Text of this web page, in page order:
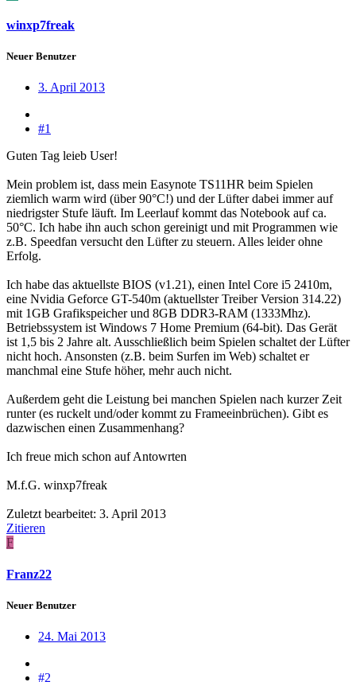
winxp7freak
Neuer Benutzer
3. April 2013
#1
Guten Tag leieb User!
Mein problem ist, dass mein Easynote TS11HR beim Spielen
ziemlich warm wird (über 90°C!) und der Lüfter dabei immer auf
niedrigster Stufe läuft. Im Leerlauf kommt das Notebook auf ca.
50°C. Ich habe ihn auch schon gereinigt und mit Programmen wie
z.B. Speedfan versucht den Lüfter zu steuern. Alles leider ohne
Erfolg.
Ich habe das aktuellste BIOS (v1.21), einen Intel Core i5 2410m,
eine Nvidia Geforce GT-540m (aktuellster Treiber Version 314.22)
mit 1GB Grafikspeicher und 8GB DDR3-RAM (1333Mhz).
Betriebssystem ist Windows 7 Home Premium (64-bit). Das Gerät
ist 1,5 bis 2 Jahre alt. Ausschließlich beim Spielen schaltet der Lüfter
nicht hoch. Ansonsten (z.B. beim Surfen im Web) schaltet er
manchmal eine Stufe höher, mehr auch nicht.
Außerdem geht die Leistung bei manchen Spielen nach kurzer Zeit
runter (es ruckelt und/oder kommt zu Frameeinbrüchen). Gibt es
dazwischen einen Zusammenhang?
Ich freue mich schon auf Antowrten
M.f.G. winxp7freak
Zuletzt bearbeitet: 3. April 2013
Zitieren
F
Franz22
Neuer Benutzer
24. Mai 2013
#2